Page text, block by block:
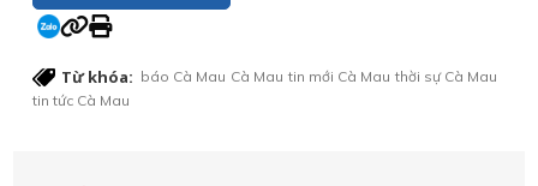
Từ khóa: báo Cà Mau Cà Mau tin mới Cà Mau thời sự Cà Mau
tin tức Cà Mau